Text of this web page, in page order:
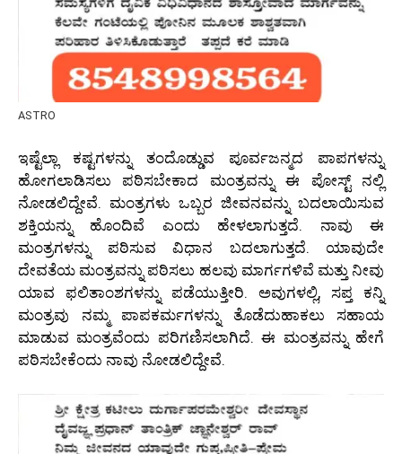
ASTRO
ಇಷ್ಟೆಲ್ಲಾ ಕಷ್ಟಗಳನ್ನು ತಂದೊಡ್ಡುವ ಪೂರ್ವಜನ್ಮದ ಪಾಪಗಳನ್ನು
ಹೋಗಲಾಡಿಸಲು ಪಠಿಸಬೇಕಾದ ಮಂತ್ರವನ್ನು ಈ ಪೋಸ್ಟ್ ನಲ್ಲಿ
ನೋಡಲಿದ್ದೇವೆ. ಮಂತ್ರಗಳು ಒಬ್ಬರ ಜೀವನವನ್ನು ಬದಲಾಯಿಸುವ
ಶಕ್ತಿಯನ್ನು ಹೊಂದಿವೆ ಎಂದು ಹೇಳಲಾಗುತ್ತದೆ. ನಾವು ಈ
ಮಂತ್ರಗಳನ್ನು ಪಠಿಸುವ ವಿಧಾನ ಬದಲಾಗುತ್ತದೆ. ಯಾವುದೇ
ದೇವತೆಯ ಮಂತ್ರವನ್ನು ಪಠಿಸಲು ಹಲವು ಮಾರ್ಗಗಳಿವೆ ಮತ್ತು ನೀವು
ಯಾವ ಫಲಿತಾಂಶಗಳನ್ನು ಪಡೆಯುತ್ತೀರಿ. ಅವುಗಳಲ್ಲಿ, ಸಪ್ತ ಕನ್ನಿ
ಮಂತ್ರವು ನಮ್ಮ ಪಾಪಕರ್ಮಗಳನ್ನು ತೊಡೆದುಹಾಕಲು ಸಹಾಯ
ಮಾಡುವ ಮಂತ್ರವೆಂದು ಪರಿಗಣಿಸಲಾಗಿದೆ. ಈ ಮಂತ್ರವನ್ನು ಹೇಗೆ
ಪಠಿಸಬೇಕೆಂದು ನಾವು ನೋಡಲಿದ್ದೇವೆ.